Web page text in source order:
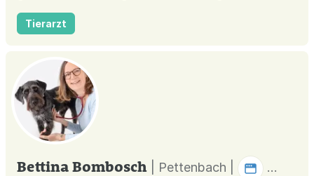
Medizin – Anästhesie – Chirurgie –
Zahnheilkunde – Augenuntersuchungen –
Tierarzt
Bettina Bombosch
| Pettenbach |